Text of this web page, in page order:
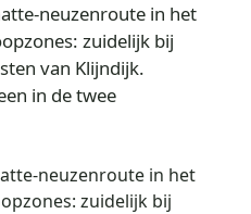
neuzenroute in het
zuidelijk bij
van Klijndijk.
in de twee
neuzenroute in het
zuidelijk bij